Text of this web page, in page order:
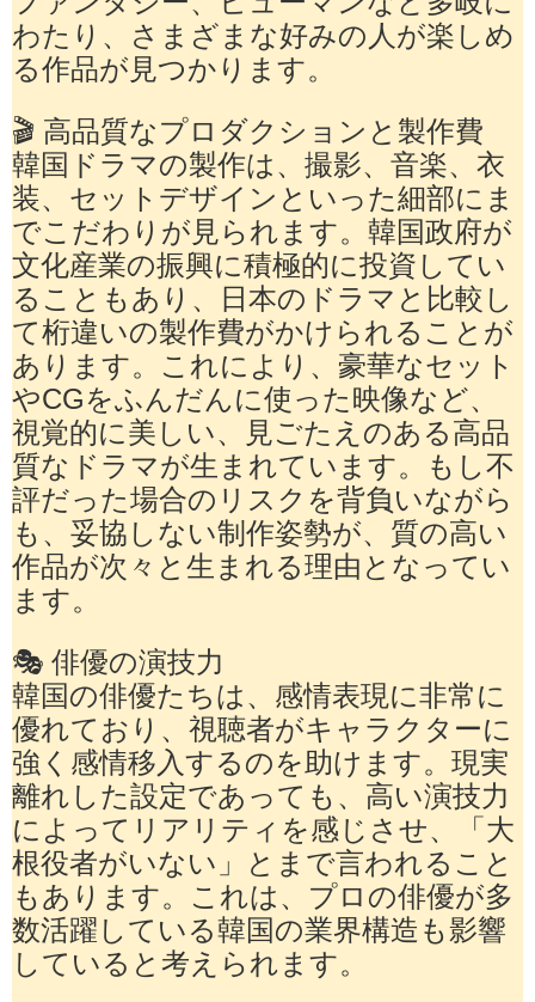
わたり、さまざまな好みの人が楽しめ
る作品が見つかります。
🎬 高品質なプロダクションと製作費
韓国ドラマの製作は、撮影、音楽、衣
装、セットデザインといった細部にま
でこだわりが見られます。韓国政府が
文化産業の振興に積極的に投資してい
ることもあり、日本のドラマと比較し
て桁違いの製作費がかけられることが
あります。これにより、豪華なセット
やCGをふんだんに使った映像など、
視覚的に美しい、見ごたえのある高品
質なドラマが生まれています。もし不
評だった場合のリスクを背負いながら
も、妥協しない制作姿勢が、質の高い
作品が次々と生まれる理由となってい
ます。
🎭 俳優の演技力
韓国の俳優たちは、感情表現に非常に
優れており、視聴者がキャラクターに
強く感情移入するのを助けます。現実
離れした設定であっても、高い演技力
によってリアリティを感じさせ、「大
根役者がいない」とまで言われること
もあります。これは、プロの俳優が多
数活躍している韓国の業界構造も影響
していると考えられます。